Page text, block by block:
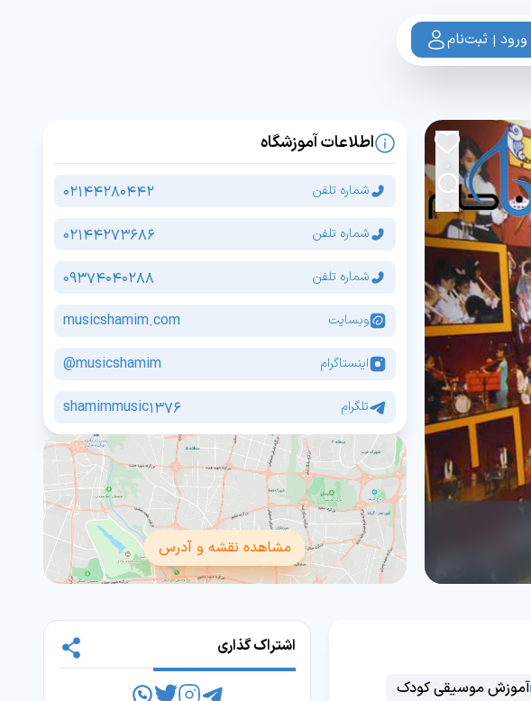
ورود | ثبت‌نام
اطلاعات آموزشگاه
شماره تلفن 02144280442
شماره تلفن 02144273686
شماره تلفن 09374040288
وبسایت musicshamim.com
اینستاگرام musicshamim@
تلگرام shamimmusic1376
مشاهده نقشه و آدرس
آموزش موسیقی کودک
اشتراک گذاری